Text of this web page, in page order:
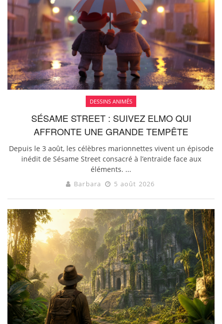
DESSINS ANIMÉS
SÉSAME STREET : SUIVEZ ELMO QUI
AFFRONTE UNE GRANDE TEMPÊTE
Depuis le 3 août, les célèbres marionnettes vivent un épisode
inédit de Sésame Street consacré à l’entraide face aux
éléments. ...
Barbara 5 août 2026